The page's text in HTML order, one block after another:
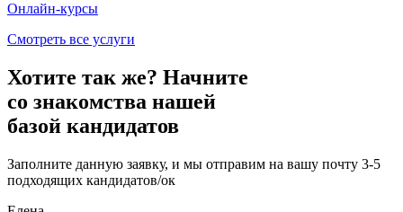
Онлайн-курсы
Смотреть все услуги
Хотите так же? Начните
со знакомства нашей
базой кандидатов
Заполните данную заявку, и мы отправим на вашу почту 3-5
подходящих кандидатов/ок